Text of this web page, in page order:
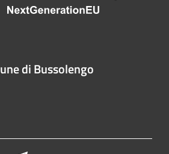
di Bussolengo